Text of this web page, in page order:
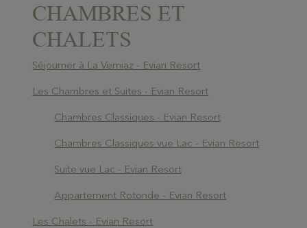
CHAMBRES ET
CHALETS
Séjourner à La Verniaz - Evian Resort
Les Chambres et Suites - Evian Resort
Chambres Classiques - Evian Resort
Chambres Classiques vue Lac - Evian Resort
Suite vue Lac - Evian Resort
Appartement Rotonde - Evian Resort
Les Chalets - Evian Resort